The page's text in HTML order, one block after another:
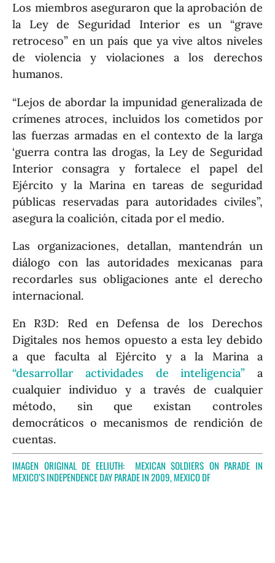
Los miembros aseguraron que la aprobación de
la Ley de Seguridad Interior es un “grave
retroceso” en un país que ya vive altos niveles
de violencia y violaciones a los derechos
humanos.
“Lejos de abordar la impunidad generalizada de
crímenes atroces, incluidos los cometidos por
las fuerzas armadas en el contexto de la larga
‘guerra contra las drogas, la Ley de Seguridad
Interior consagra y fortalece el papel del
Ejército y la Marina en tareas de seguridad
públicas reservadas para autoridades civiles”,
asegura la coalición, citada por el medio.
Las organizaciones, detallan, mantendrán un
diálogo con las autoridades mexicanas para
recordarles sus obligaciones ante el derecho
internacional.
En R3D: Red en Defensa de los Derechos
Digitales nos hemos opuesto a esta ley debido
a que faculta al Ejército y a la Marina a
“desarrollar actividades de inteligencia” a
cualquier individuo y a través de cualquier
método, sin que existan controles
democráticos o mecanismos de rendición de
cuentas.
IMAGEN ORIGINAL DE EELIUTH: MEXICAN SOLDIERS ON PARADE IN
MEXICO’S INDEPENDENCE DAY PARADE IN 2009, MEXICO DF